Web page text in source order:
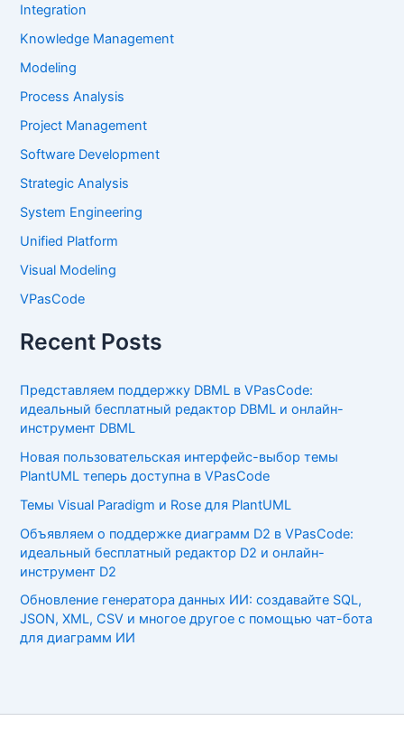
Integration
Knowledge Management
Modeling
Process Analysis
Project Management
Software Development
Strategic Analysis
System Engineering
Unified Platform
Visual Modeling
VPasCode
Recent Posts
Представляем поддержку DBML в VPasCode:
идеальный бесплатный редактор DBML и онлайн-
инструмент DBML
Новая пользовательская интерфейс-выбор темы
PlantUML теперь доступна в VPasCode
Темы Visual Paradigm и Rose для PlantUML
Объявляем о поддержке диаграмм D2 в VPasCode:
идеальный бесплатный редактор D2 и онлайн-
инструмент D2
Обновление генератора данных ИИ: создавайте SQL,
JSON, XML, CSV и многое другое с помощью чат-бота
для диаграмм ИИ